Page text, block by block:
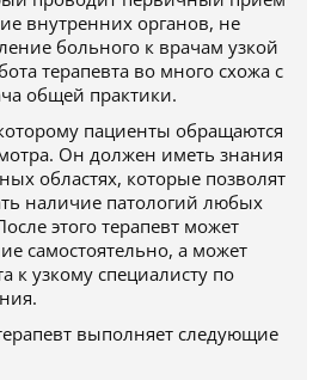
внутренних органов, не
больного к врачам узкой
терапевта во много схожа с
общей практики.
пациенты обращаются
Он должен иметь знания
областях, которые позволят
наличие патологий любых
этого терапевт может
самостоятельно, а может
к узкому специалисту по
выполняет следующие